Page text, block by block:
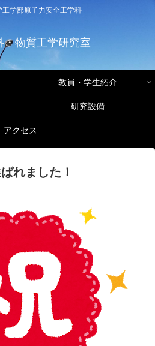
工学部原子力安全工学科
・物質工学研究室
教員・学生紹介
研究設備
アクセス
れました！